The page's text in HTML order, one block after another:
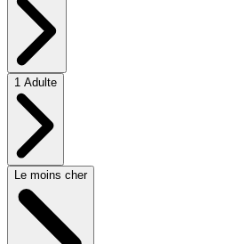
1 Adulte
Le moins cher